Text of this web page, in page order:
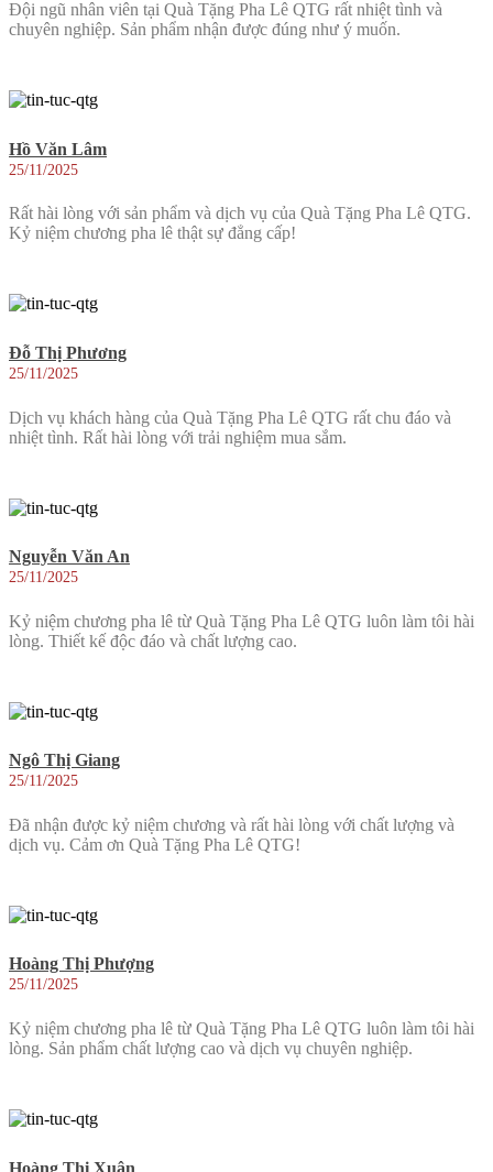
Đội ngũ nhân viên tại Quà Tặng Pha Lê QTG rất nhiệt tình và
chuyên nghiệp. Sản phẩm nhận được đúng như ý muốn.
Hồ Văn Lâm
25/11/2025
Rất hài lòng với sản phẩm và dịch vụ của Quà Tặng Pha Lê QTG.
Kỷ niệm chương pha lê thật sự đẳng cấp!
Đỗ Thị Phương
25/11/2025
Dịch vụ khách hàng của Quà Tặng Pha Lê QTG rất chu đáo và
nhiệt tình. Rất hài lòng với trải nghiệm mua sắm.
Nguyễn Văn An
25/11/2025
Kỷ niệm chương pha lê từ Quà Tặng Pha Lê QTG luôn làm tôi hài
lòng. Thiết kế độc đáo và chất lượng cao.
Ngô Thị Giang
25/11/2025
Đã nhận được kỷ niệm chương và rất hài lòng với chất lượng và
dịch vụ. Cảm ơn Quà Tặng Pha Lê QTG!
Hoàng Thị Phượng
25/11/2025
Kỷ niệm chương pha lê từ Quà Tặng Pha Lê QTG luôn làm tôi hài
lòng. Sản phẩm chất lượng cao và dịch vụ chuyên nghiệp.
Hoàng Thị Xuân